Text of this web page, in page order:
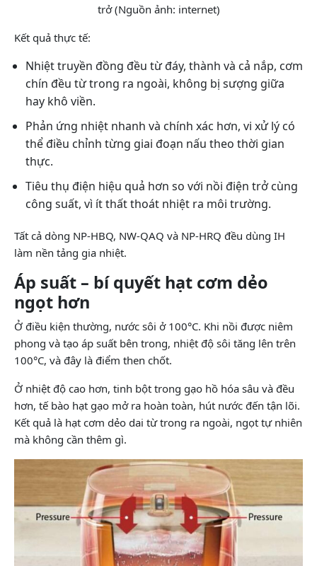
trở (Nguồn ảnh: internet)
Kết quả thực tế:
Nhiệt truyền đồng đều từ đáy, thành và cả nắp, cơm
chín đều từ trong ra ngoài, không bị sượng giữa
hay khô viền.
Phản ứng nhiệt nhanh và chính xác hơn, vi xử lý có
thể điều chỉnh từng giai đoạn nấu theo thời gian
thực.
Tiêu thụ điện hiệu quả hơn so với nồi điện trở cùng
công suất, vì ít thất thoát nhiệt ra môi trường.
Tất cả dòng NP-HBQ, NW-QAQ và NP-HRQ đều dùng IH
làm nền tảng gia nhiệt.
Áp suất – bí quyết hạt cơm dẻo
ngọt hơn
Ở điều kiện thường, nước sôi ở 100°C. Khi nồi được niêm
phong và tạo áp suất bên trong, nhiệt độ sôi tăng lên trên
100°C, và đây là điểm then chốt.
Ở nhiệt độ cao hơn, tinh bột trong gạo hồ hóa sâu và đều
hơn, tế bào hạt gạo mở ra hoàn toàn, hút nước đến tận lõi.
Kết quả là hạt cơm dẻo dai từ trong ra ngoài, ngọt tự nhiên
mà không cần thêm gì.